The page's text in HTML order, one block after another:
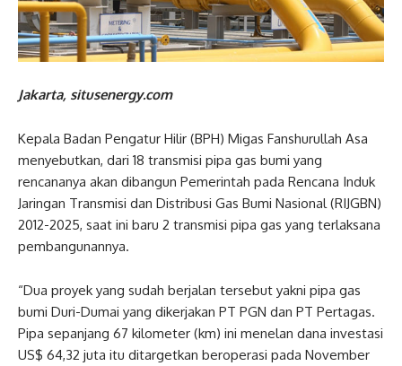
Jakarta, situsenergy.com
Kepala Badan Pengatur Hilir (BPH) Migas Fanshurullah Asa
menyebutkan, dari 18 transmisi pipa gas bumi yang
rencananya akan dibangun Pemerintah pada Rencana Induk
Jaringan Transmisi dan Distribusi Gas Bumi Nasional (RIJGBN)
2012-2025, saat ini baru 2 transmisi pipa gas yang terlaksana
pembangunannya.
“Dua proyek yang sudah berjalan tersebut yakni pipa gas
bumi Duri-Dumai yang dikerjakan PT PGN dan PT Pertagas.
Pipa sepanjang 67 kilometer (km) ini menelan dana investasi
US$ 64,32 juta itu ditargetkan beroperasi pada November